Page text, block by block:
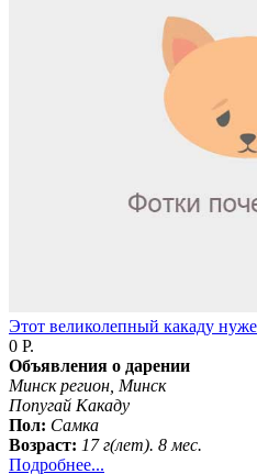
Этот великолепный какаду
0 Р.
Объявления о дарении
Минск регион, Минск
Попугай Какаду
Пол: Самка
Возраст: 17 г(лет). 8 мес.
Подробнее...